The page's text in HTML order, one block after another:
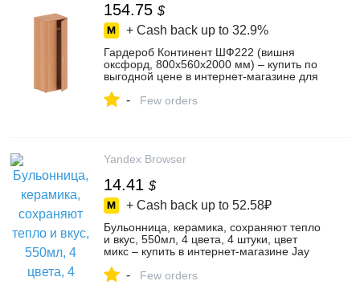
154.75 $
+ Cash back up to 32.9%
Гардероб Континент ШФ222 (вишня
оксфорд, 800х560х2000 мм) – купить по
выгодной цене в интернет-магазине для
- Few orders
Yandex Browser
14.41 $
+ Cash back up to 52.58₽
Бульонница, керамика, сохраняют тепло
и вкус, 550мл, 4 цвета, 4 штуки, цвет
микс – купить в интернет-магазине Jay
- Few orders